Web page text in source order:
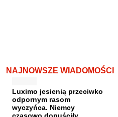
NAJNOWSZE WIADOMOŚCI
Luximo jesienią przeciwko
odpornym rasom
wyczyńca. Niemcy